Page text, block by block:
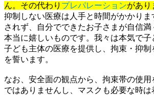
ん。その代わり プレパレーションがあり
抑制しない医療は人手と時間がかかりま
されず、自分でできたお子さまが自信
本当に嬉しいものです。我々は本気で子
子ども主体の医療を提供し、拘束・抑制
を誓います。
なお、安全面の観点から、拘束帯の使用
ではありませんし、マスクも必要な時は